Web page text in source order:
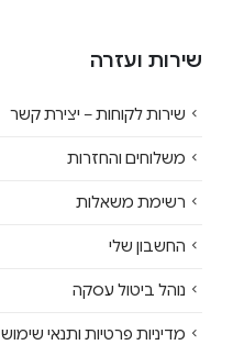
שירות ועזרה
שירות לקוחות – יצירת קשר
משלוחים והחזרות
רשימת משאלות
החשבון שלי
נוהל ביטול עסקה
מדיניות פרטיות ותנאי שימוש